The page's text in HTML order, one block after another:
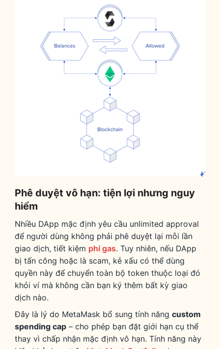
Phê duyệt vô hạn: tiện lợi nhưng nguy
hiểm
Nhiều DApp mặc định yêu cầu unlimited approval
để người dùng không phải phê duyệt lại mỗi lần
giao dịch, tiết kiệm phí gas. Tuy nhiên, nếu DApp
bị tấn công hoặc là scam, kẻ xấu có thể dùng
quyền này để chuyển toàn bộ token thuộc loại đó
khỏi ví mà không cần bạn ký thêm bất kỳ giao
dịch nào.
Đây là lý do MetaMask bổ sung tính năng custom
spending cap – cho phép bạn đặt giới hạn cụ thể
thay vì chấp nhận mặc định vô hạn. Tính năng này